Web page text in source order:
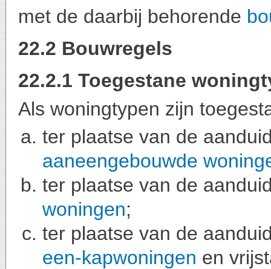
met de daarbij behorende
22.2 Bouwregels
22.2.1 Toegestane
Als woningtypen zijn
ter plaatse van de
aaneengebouwde
ter plaatse van de
woningen;
ter plaatse van de
een-kapwoningen en